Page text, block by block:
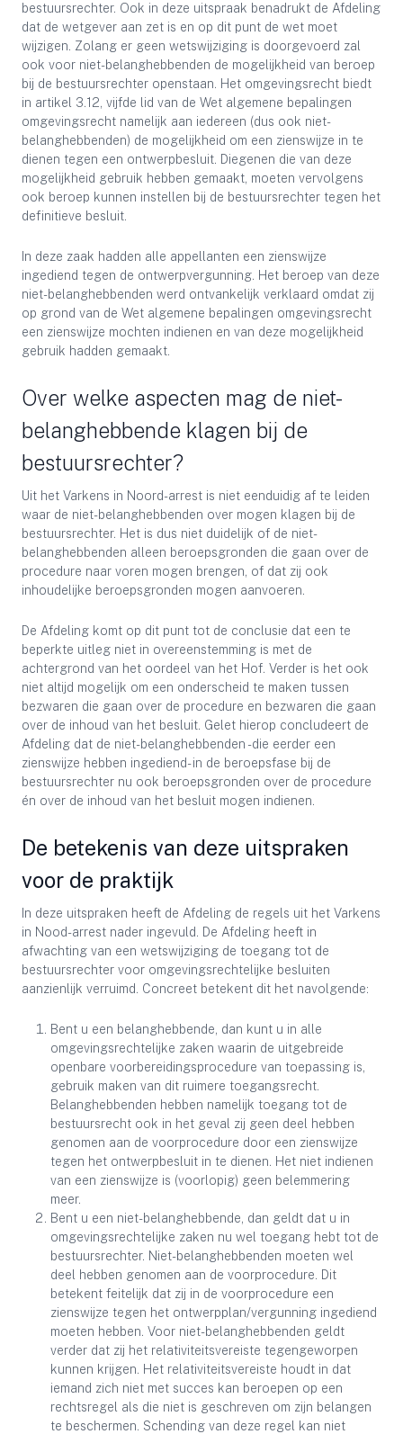
bestuursrechter. Ook in deze uitspraak benadrukt de Afdeling
dat de wetgever aan zet is en op dit punt de wet moet
wijzigen. Zolang er geen wetswijziging is doorgevoerd zal
ook voor niet-belanghebbenden de mogelijkheid van beroep
bij de bestuursrechter openstaan. Het omgevingsrecht biedt
in artikel 3.12, vijfde lid van de Wet algemene bepalingen
omgevingsrecht namelijk aan iedereen (dus ook niet-
belanghebbenden) de mogelijkheid om een zienswijze in te
dienen tegen een ontwerpbesluit. Diegenen die van deze
mogelijkheid gebruik hebben gemaakt, moeten vervolgens
ook beroep kunnen instellen bij de bestuursrechter tegen het
definitieve besluit.
In deze zaak hadden alle appellanten een zienswijze
ingediend tegen de ontwerpvergunning. Het beroep van deze
niet-belanghebbenden werd ontvankelijk verklaard omdat zij
op grond van de Wet algemene bepalingen omgevingsrecht
een zienswijze mochten indienen en van deze mogelijkheid
gebruik hadden gemaakt.
Over welke aspecten mag de niet-
belanghebbende klagen bij de
bestuursrechter?
Uit het Varkens in Noord-arrest is niet eenduidig af te leiden
waar de niet-belanghebbenden over mogen klagen bij de
bestuursrechter. Het is dus niet duidelijk of de niet-
belanghebbenden alleen beroepsgronden die gaan over de
procedure naar voren mogen brengen, of dat zij ook
inhoudelijke beroepsgronden mogen aanvoeren.
De Afdeling komt op dit punt tot de conclusie dat een te
beperkte uitleg niet in overeenstemming is met de
achtergrond van het oordeel van het Hof. Verder is het ook
niet altijd mogelijk om een onderscheid te maken tussen
bezwaren die gaan over de procedure en bezwaren die gaan
over de inhoud van het besluit. Gelet hierop concludeert de
Afdeling dat de niet-belanghebbenden -die eerder een
zienswijze hebben ingediend- in de beroepsfase bij de
bestuursrechter nu ook beroepsgronden over de procedure
én over de inhoud van het besluit mogen indienen.
De betekenis van deze uitspraken
voor de praktijk
In deze uitspraken heeft de Afdeling de regels uit het Varkens
in Nood-arrest nader ingevuld. De Afdeling heeft in
afwachting van een wetswijziging de toegang tot de
bestuursrechter voor omgevingsrechtelijke besluiten
aanzienlijk verruimd. Concreet betekent dit het navolgende:
Bent u een belanghebbende, dan kunt u in alle
omgevingsrechtelijke zaken waarin de uitgebreide
openbare voorbereidingsprocedure van toepassing is,
gebruik maken van dit ruimere toegangsrecht.
Belanghebbenden hebben namelijk toegang tot de
bestuursrecht ook in het geval zij geen deel hebben
genomen aan de voorprocedure door een zienswijze
tegen het ontwerpbesluit in te dienen. Het niet indienen
van een zienswijze is (voorlopig) geen belemmering
meer.
Bent u een niet-belanghebbende, dan geldt dat u in
omgevingsrechtelijke zaken nu wel toegang hebt tot de
bestuursrechter. Niet-belanghebbenden moeten wel
deel hebben genomen aan de voorprocedure. Dit
betekent feitelijk dat zij in de voorprocedure een
zienswijze tegen het ontwerpplan/vergunning ingediend
moeten hebben. Voor niet-belanghebbenden geldt
verder dat zij het relativiteitsvereiste tegengeworpen
kunnen krijgen. Het relativiteitsvereiste houdt in dat
iemand zich niet met succes kan beroepen op een
rechtsregel als die niet is geschreven om zijn belangen
te beschermen. Schending van deze regel kan niet